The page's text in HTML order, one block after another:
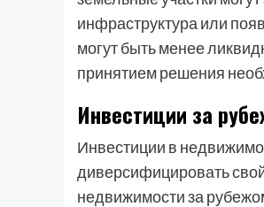
инфраструктура или
могут быть менее
принятием решения
Инвестиции за
Инвестиции в
диверсифицировать
недвижимости за